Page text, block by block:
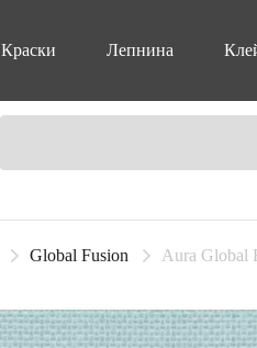
Краски Лепнина
Global Fusion Aura Global